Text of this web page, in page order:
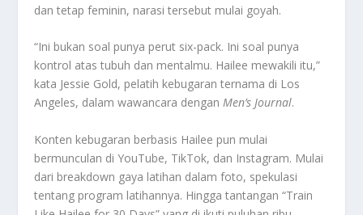
dan tetap feminin, narasi tersebut mulai goyah.
“Ini bukan soal punya perut six-pack. Ini soal punya
kontrol atas tubuh dan mentalmu. Hailee mewakili itu,”
kata Jessie Gold, pelatih kebugaran ternama di Los
Angeles, dalam wawancara denganMen’s Journal.
Konten kebugaran berbasis Hailee pun mulai
bermunculan di YouTube, TikTok, dan Instagram. Mulai
dari breakdown gaya latihan dalam foto, spekulasi
tentang program latihannya. Hingga tantangan “Train